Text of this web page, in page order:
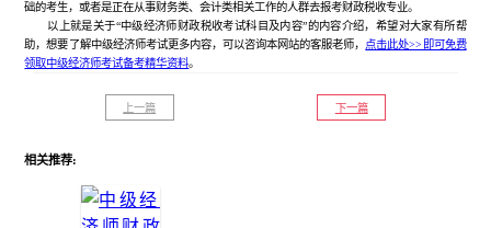
础的考生，或者是正在从事财务类、会计类相关工作的人群去报考财政税收专业。
以上就是关于“中级经济师财政税收考试科目及内容”的内容介绍，希望对大家有所帮
助，想要了解中级经济师考试更多内容，可以咨询本网站的客服老师， 点击此处>>即可免费
领取中级经济师考试备考精华资料。
上一篇 下一篇
相关推荐: